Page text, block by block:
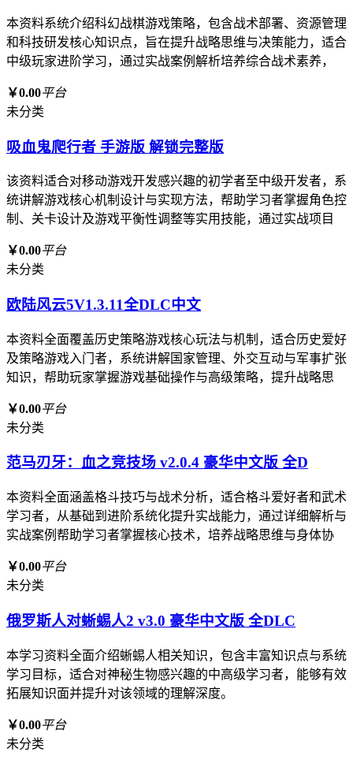
本资料系统介绍科幻战棋游戏策略，包含战术部署、资源管理
和科技研发核心知识点，旨在提升战略思维与决策能力，适合
中级玩家进阶学习，通过实战案例解析培养综合战术素养，
￥0.00平台
未分类
吸血鬼爬行者 手游版 解锁完整版
该资料适合对移动游戏开发感兴趣的初学者至中级开发者，系
统讲解游戏核心机制设计与实现方法，帮助学习者掌握角色控
制、关卡设计及游戏平衡性调整等实用技能，通过实战项目
￥0.00平台
未分类
欧陆风云5V1.3.11全DLC中文
本资料全面覆盖历史策略游戏核心玩法与机制，适合历史爱好
及策略游戏入门者，系统讲解国家管理、外交互动与军事扩张
知识，帮助玩家掌握游戏基础操作与高级策略，提升战略思
￥0.00平台
未分类
范马刃牙：血之竞技场 v2.0.4 豪华中文版 全D
本资料全面涵盖格斗技巧与战术分析，适合格斗爱好者和武术
学习者，从基础到进阶系统化提升实战能力，通过详细解析与
实战案例帮助学习者掌握核心技术，培养战略思维与身体协
￥0.00平台
未分类
俄罗斯人对蜥蜴人2 v3.0 豪华中文版 全DLC
本学习资料全面介绍蜥蜴人相关知识，包含丰富知识点与系统
学习目标，适合对神秘生物感兴趣的中高级学习者，能够有效
拓展知识面并提升对该领域的理解深度。
￥0.00平台
未分类